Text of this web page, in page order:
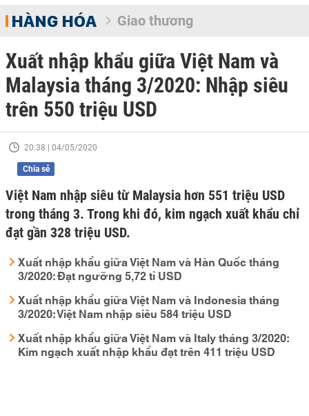
HÀNG HÓA Giao thương
Xuất nhập khẩu giữa Việt Nam và
Malaysia tháng 3/2020: Nhập siêu
trên 550 triệu USD
20:38 | 04/05/2020
Chia sẻ
Việt Nam nhập siêu từ Malaysia hơn 551 triệu USD
trong tháng 3. Trong khi đó, kim ngạch xuất khẩu chỉ
đạt gần 328 triệu USD.
Xuất nhập khẩu giữa Việt Nam và Hàn Quốc tháng
3/2020: Đạt ngưỡng 5,72 tỉ USD
Xuất nhập khẩu giữa Việt Nam và Indonesia tháng
3/2020: Việt Nam nhập siêu 584 triệu USD
Xuất nhập khẩu giữa Việt Nam và Italy tháng 3/2020:
Kim ngạch xuất nhập khẩu đạt trên 411 triệu USD